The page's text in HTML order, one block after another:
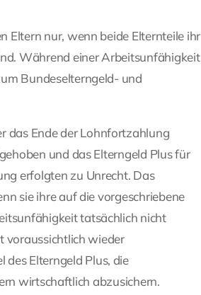
Eltern nur, wenn beide Elternteile ihr
Während einer Arbeitsunfähigkeit
Bundeselterngeld- und
das Ende der Lohnfortzahlung
und das Elterngeld Plus für
erfolgten zu Unrecht. Das
sie ihre auf die vorgeschriebene
tatsächlich nicht
voraussichtlich wieder
Elterngeld Plus, die
wirtschaftlich abzusichern.